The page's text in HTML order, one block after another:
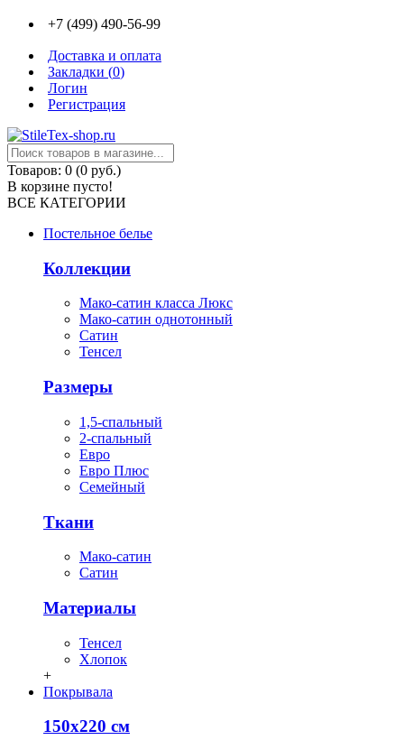
+7 (499) 490-56-99
Доставка и оплата
Закладки (0)
Логин
Регистрация
Товаров: 0 (0 руб.)
В корзине пусто!
ВСЕ КАТЕГОРИИ
Постельное белье
Коллекции
Мако-сатин класса Люкс
Мако-сатин однотонный
Сатин
Тенсел
Размеры
1,5-спальный
2-спальный
Евро
Евро Плюс
Семейный
Ткани
Мако-сатин
Сатин
Материалы
Тенсел
Хлопок
+
Покрывала
150х220 см